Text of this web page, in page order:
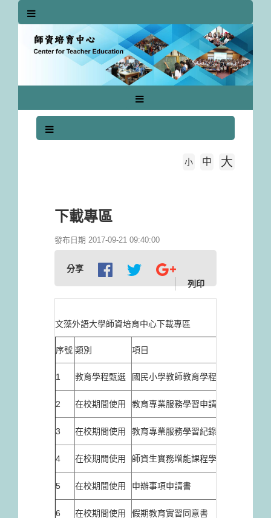
小 中 大
下載專區
發布日期 2017-09-21 09:40:00
分享
列印
文藻外語大學師資培育中心下載專區
序號 類別 項目
1 教育學程甄選 國民小學教師教育學程甄選成績複查
2 在校期間使用 教育專業服務學習申請表
3 在校期間使用 教育專業服務學習紀錄表
4 在校期間使用 師資生實務增能課程學習紀錄表
5 在校期間使用 申辦事項申請書
6 在校期間使用 假期教育實習同意書